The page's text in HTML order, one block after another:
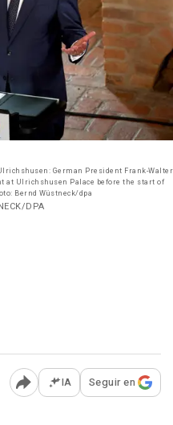
German President Frank-Walter
at Ulrichshusen Palace before the start of
Bernd Wüstneck/dpa
DPA
Abrir opciones para
IA Seguir en